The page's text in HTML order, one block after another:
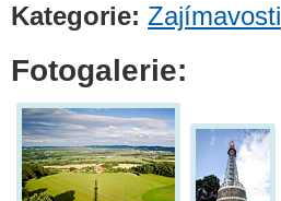
Kategorie: Zajímavosti
Fotogalerie: